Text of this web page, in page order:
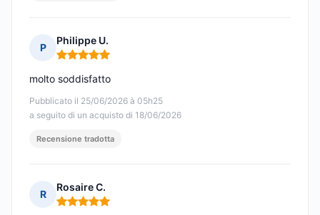
P
Philippe U.
Nota: 5 su 5
Pubblicato il 25/06/2026 à 05h25
a seguito di un acquisto di 18/06/2026
molto soddisfatto
Recensione tradotta
R
Rosaire C.
Nota: 5 su 5